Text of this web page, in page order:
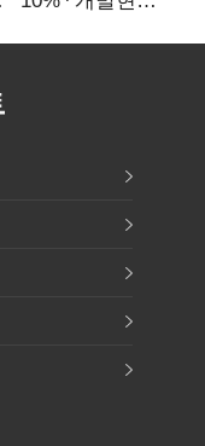
인천경제청장